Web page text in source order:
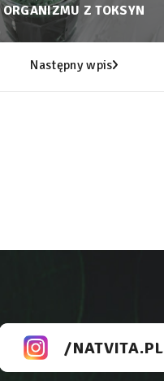
ORGANIZMU Z TOKSYN
Następny wpis
/NATVITA.PL